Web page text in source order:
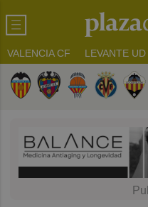
VALENCIA CF LEVANTE UD